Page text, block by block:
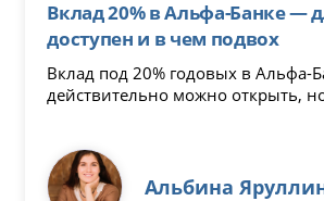
Вклад 20% в Альфа-Банке —
доступен и в чем подвох
Вклад под 20% годовых в Альфа-
действительно можно открыть,
Альбина